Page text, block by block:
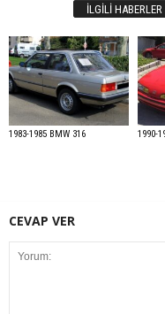
İLGILI HABERLER
1983-1985 BMW 316 1990-
CEVAP VER